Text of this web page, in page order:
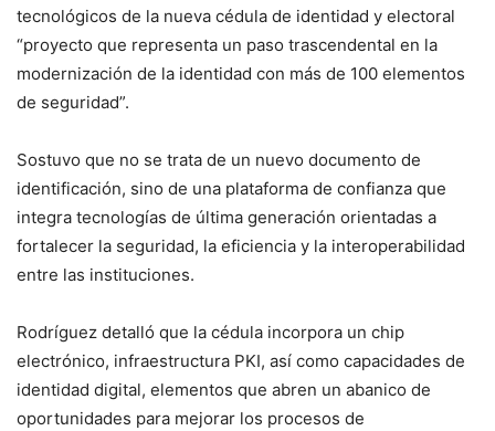
tecnológicos de la nueva cédula de identidad y electoral
“proyecto que representa un paso trascendental en la
modernización de la identidad con más de 100 elementos
de seguridad”.
Sostuvo que no se trata de un nuevo documento de
identificación, sino de una plataforma de confianza que
integra tecnologías de última generación orientadas a
fortalecer la seguridad, la eficiencia y la interoperabilidad
entre las instituciones.
Rodríguez detalló que la cédula incorpora un chip
electrónico, infraestructura PKI, así como capacidades de
identidad digital, elementos que abren un abanico de
oportunidades para mejorar los procesos de